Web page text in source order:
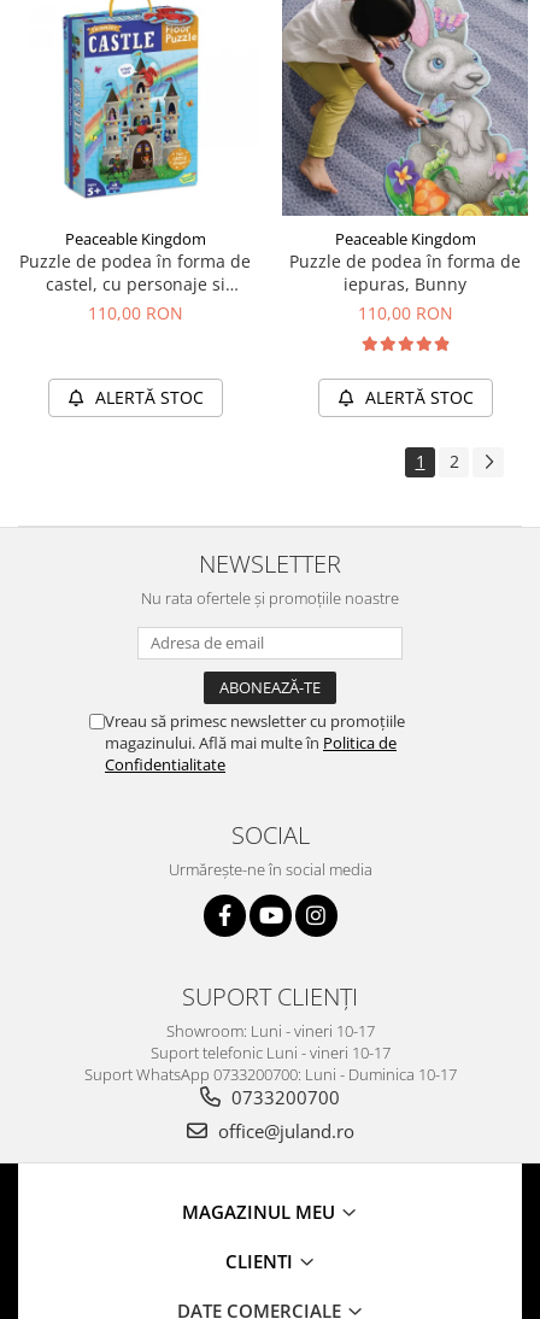
Peaceable Kingdom
Puzzle de podea în forma de
castel, cu personaje si
dragoni, Castle Floor Puzzle
110,00 RON
ALERTĂ STOC
Peaceable Kingdom
Puzzle de podea în forma de
iepuras, Bunny
110,00 RON
ALERTĂ STOC
1 2
NEWSLETTER
Nu rata ofertele și promoțiile noastre
Vreau să primesc newsletter cu promoțiile
magazinului. Află mai multe în Politica de
Confidentialitate
SOCIAL
Urmărește-ne în social media
SUPORT CLIENȚI
Showroom: Luni - vineri 10-17
Suport telefonic Luni - vineri 10-17
Suport WhatsApp 0733200700: Luni - Duminica 10-17
0733200700
office@juland.ro
MAGAZINUL MEU
CLIENTI
DATE COMERCIALE